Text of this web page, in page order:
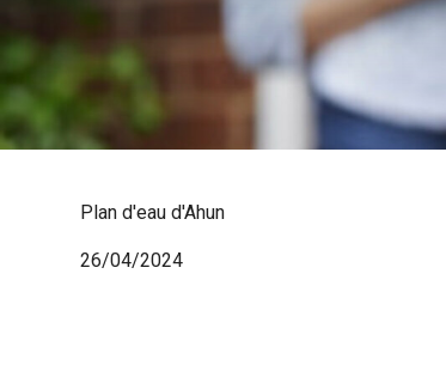
Plan d'eau d'Ahun
26/04/2024